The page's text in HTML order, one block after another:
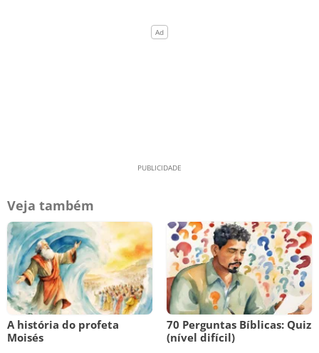
Veja também
A história do profeta
Moisés
70 Perguntas Bíblicas: Quiz
(nível difícil)